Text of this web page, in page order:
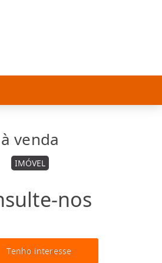
à venda
IMÓVEL
nos
Tenho interesse